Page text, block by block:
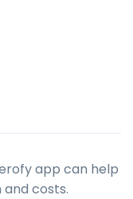
app can help
costs.